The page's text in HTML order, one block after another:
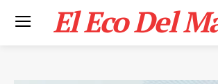
El Eco Del